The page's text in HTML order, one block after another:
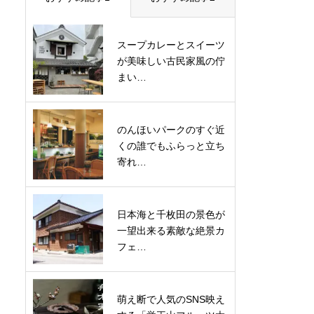
スープカレーとスイーツ
が美味しい古民家風の佇
まい…
のんほいパークのすぐ近
くの誰でもふらっと立ち
寄れ…
日本海と千枚田の景色が
一望出来る素敵な絶景カ
フェ…
萌え断で人気のSNS映え